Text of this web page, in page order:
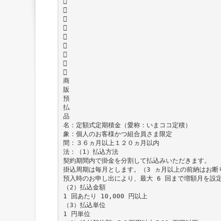








商
販
預
払
品
名：定額式定期積金（愛称：いまココ定積）
象：個人のお客様かつ組合員さま限定
間：３６ヵ月以上１２０ヵ月以内
法：（1）払込方法
契約期間内で掛金を分割して払込みいただきます。
掛込周期は毎月とします。（3 ヵ月以上の前納はお断
預入時のお申し出により、最大 6 回まで増額月を設定
（2）払込金額
1 回あたり 10,000 円以上
（3）払込単位
1 円単位